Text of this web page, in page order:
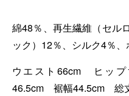
綿48％、再生繊維（セル
ック）12％、シルク4％
ウエスト66cm ヒッ
46.5cm 裾幅44.5cm 総